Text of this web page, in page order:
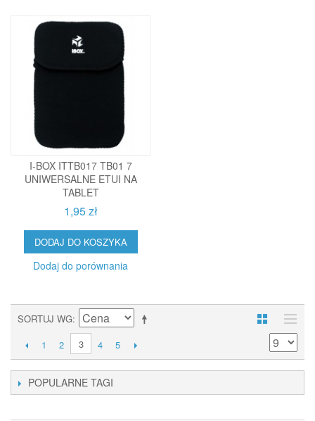
I-BOX ITTB017 TB01 7
UNIWERSALNE ETUI NA
TABLET
1,95 zł
DODAJ DO KOSZYKA
Dodaj do porównania
SORTUJ WG
1
2 3 4 5
POPULARNE TAGI